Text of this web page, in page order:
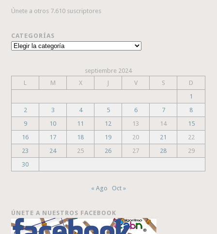
Únete a otros 7.610 suscriptores
CATEGORÍAS
Categorías
septiembre 2024
L
M X J V S
D
1
2
3 4 5 6 7
8
9
10 11 12 13 14
15
16
17 18 19 20 21
22
23
24 25 26 27 28
29
30
« Ago Oct »
ÚNETE A NUESTROS FACEBOOK